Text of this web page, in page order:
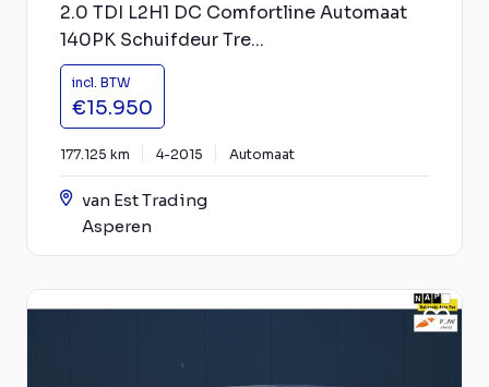
2.0 TDI L2H1 DC Comfortline Automaat
140PK Schuifdeur Tre...
incl. BTW
€15.950
177.125 km 4-2015 Automaat
van Est Trading
Asperen